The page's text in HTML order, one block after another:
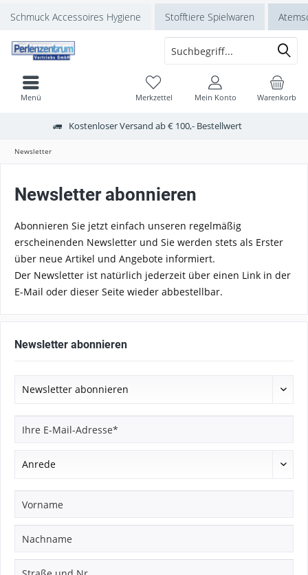
Schmuck Accessoires Hygiene Stofftiere Spielwaren
Kostenloser Versand ab € 100,- Bestellwert
Menü Warenkorb
Merkzettel Mein Konto
Newsletter
Newsletter abonnieren
Abonnieren Sie jetzt einfach unseren regelmäßig
erscheinenden Newsletter und Sie werden stets als Erster
über neue Artikel und Angebote informiert.
Der Newsletter ist natürlich jederzeit über einen Link in der
E-Mail oder dieser Seite wieder abbestellbar.
Newsletter abonnieren